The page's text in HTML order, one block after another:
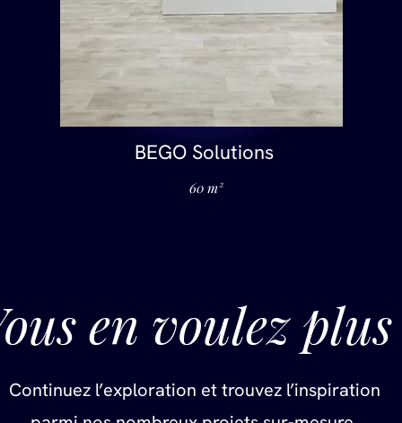
BEGO Solutions
60 m²
en voulez plus
Continuez l’exploration et trouvez l’inspiration